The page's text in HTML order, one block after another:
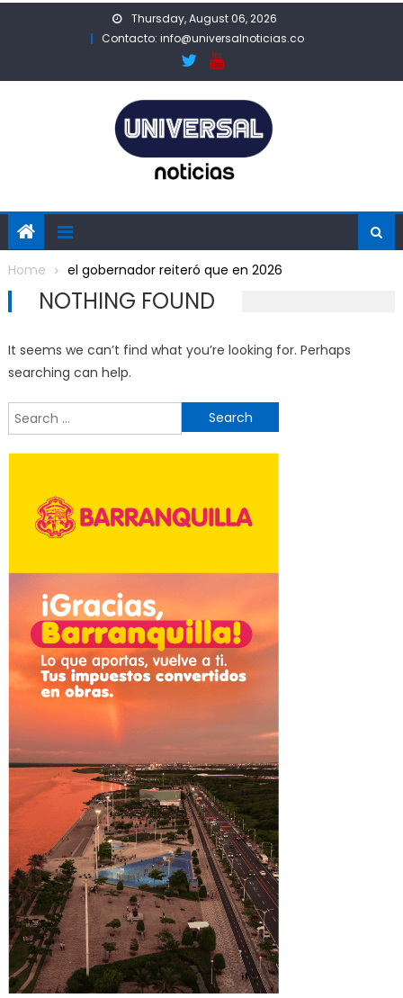
Thursday, August 06, 2026
Contacto: info@universalnoticias.co
Home el gobernador reiteró que en 2026
NOTHING FOUND
It seems we can’t find what you’re looking for. Perhaps
searching can help.
for: